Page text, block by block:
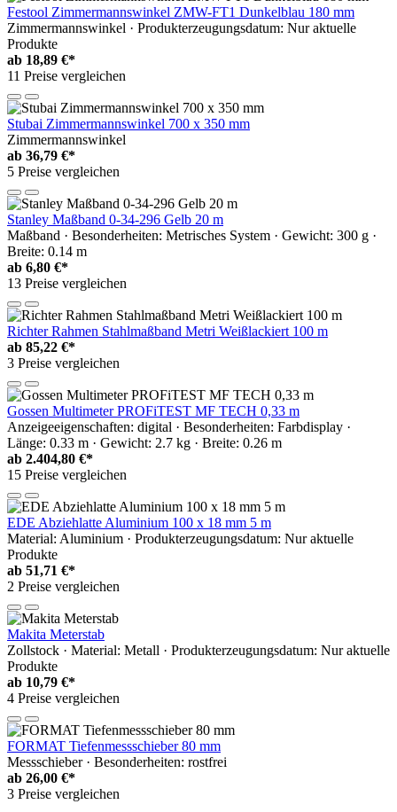
Festool Zimmermannswinkel ZMW-FT1 Dunkelblau 180 mm
Zimmermannswinkel · Produkterzeugungsdatum: Nur aktuelle
Produkte
ab 18,89 €*
11 Preise vergleichen
Stubai Zimmermannswinkel 700 x 350 mm
Zimmermannswinkel
ab 36,79 €*
5 Preise vergleichen
Stanley Maßband 0-34-296 Gelb 20 m
Maßband · Besonderheiten: Metrisches System · Gewicht: 300 g ·
Breite: 0.14 m
ab 6,80 €*
13 Preise vergleichen
Richter Rahmen Stahlmaßband Metri Weißlackiert 100 m
ab 85,22 €*
3 Preise vergleichen
Gossen Multimeter PROFiTEST MF TECH 0,33 m
Anzeigeeigenschaften: digital · Besonderheiten: Farbdisplay ·
Länge: 0.33 m · Gewicht: 2.7 kg · Breite: 0.26 m
ab 2.404,80 €*
15 Preise vergleichen
EDE Abziehlatte Aluminium 100 x 18 mm 5 m
Material: Aluminium · Produkterzeugungsdatum: Nur aktuelle
Produkte
ab 51,71 €*
2 Preise vergleichen
Makita Meterstab
Zollstock · Material: Metall · Produkterzeugungsdatum: Nur aktuelle
Produkte
ab 10,79 €*
4 Preise vergleichen
FORMAT Tiefenmessschieber 80 mm
Messschieber · Besonderheiten: rostfrei
ab 26,00 €*
3 Preise vergleichen